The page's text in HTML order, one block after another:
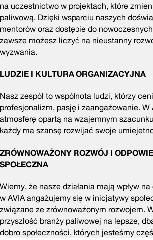
na uczestnictwo w projektach, które
paliwową. Dzięki wsparciu naszych
mentorów oraz dostępie do
zawsze możesz liczyć na nieustanny
wyzwania.
LUDZIE I KULTURA ORGANIZACYJNA
Nasz zespół to wspólnota ludzi, którzy
profesjonalizm, pasję i zaangażowanie. W
atmosferę opartą na wzajemnym
każdy ma szansę rozwijać swoje
ZRÓWNOWAŻONY ROZWÓJ I
SPOŁECZNA
Wiemy, że nasze działania mają wpływ
w AVIA angażujemy się w inicjatywy
związane ze zrównoważonym rozwojem.
przyszłość branży paliwowej na lepsze,
dobro społeczności, których jesteśmy